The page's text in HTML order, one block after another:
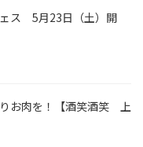
ス 5月23日（土）開
お肉を！【酒笑酒笑 上